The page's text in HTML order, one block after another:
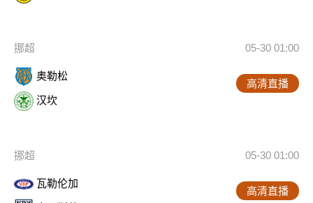
挪超 05-30 01:00
奥勒松
汉坎
高清直播
挪超 05-30 01:00
瓦勒伦加
高清直播